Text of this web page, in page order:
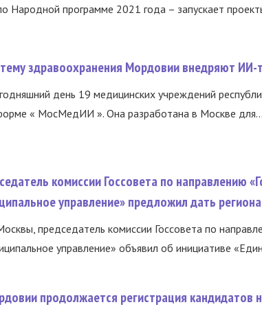
Народной программе 2021 года – запускает
здравоохранения Мордовии внедряют ИИ-
день 19 медицинских учреждений
« МосМедИИ ». Она разработана в Москве для...
комиссии Госсовета по направлению
управление» предложил дать
председатель комиссии Госсовета по
управление» объявил об инициативе
продолжается регистрация кандидатов